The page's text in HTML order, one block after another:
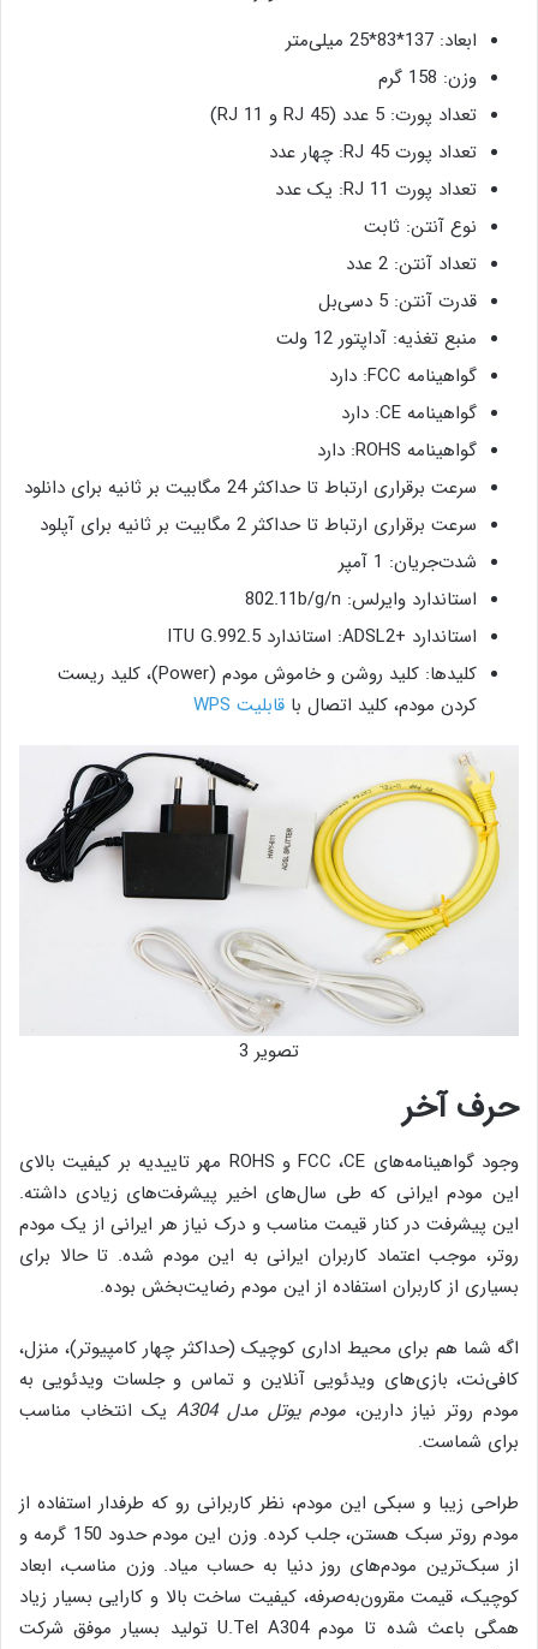
ابعاد: 137*83*25 میلی‌متر
وزن: 158 گرم
تعداد پورت: 5 عدد (RJ 45 و RJ 11)
تعداد پورت RJ 45: چهار عدد
تعداد پورت RJ 11: یک عدد
نوع آنتن: ثابت
تعداد آنتن: 2 عدد
قدرت آنتن: 5 دسی‌بل
منبع تغذیه: آداپتور 12 ولت
گواهینامه FCC: دارد
گواهینامه CE: دارد
گواهینامه ROHS: دارد
سرعت برقراری ارتباط تا حداکثر 24 مگابیت بر ثانیه برای دانلود
سرعت برقراری ارتباط تا حداکثر 2 مگابیت بر ثانیه برای آپلود
شدت‌جریان: 1 آمپر
استاندارد وایرلس: 802.11b/g/n
استاندارد +ADSL2: استاندارد ITU G.992.5
کلیدها: کلید روشن و خاموش مودم (Power)، کلید ریست
کردن مودم، کلید اتصال با قابلیت WPS
تصویر 3
حرف آخر
وجود گواهینامه‌های FCC ،CE و ROHS مهر تاییدیه بر کیفیت بالای
این مودم ایرانی که طی سا‌ل‌های اخیر پیشرفت‌های زیادی داشته.
این پیشرفت در کنار قیمت مناسب و درک نیاز هر ایرانی از یک مودم
روتر، موجب اعتماد کاربران ایرانی به این مودم شده. تا حالا برای
بسیاری از کاربران استفاده از این مودم رضایت‌بخش بوده.
اگه شما هم برای محیط اداری کوچیک (حداکثر چهار کامپیوتر)، منزل،
کافی‌نت، بازی‌های ویدئویی آنلاین و تماس و جلسات ویدئویی به
مودم روتر نیاز دارین، مودم یوتل مدل A304
یک انتخاب مناسب
برای شماست.
طراحی زیبا و سبکی این مودم، نظر کاربرانی رو که طرفدار استفاده از
مودم روتر سبک‌ هستن، جلب کرده. وزن این مودم حدود 150 گرمه و
از سبک‌‌‌ترین مودم‌های روز دنیا به حساب میاد. وزن مناسب، ابعاد
کوچیک، قیمت مقرون‌به‌صرفه، کیفیت ساخت بالا و کارایی بسیار زیاد
همگی باعث شده تا مودم U.Tel A304 تولید بسیار موفق شرکت